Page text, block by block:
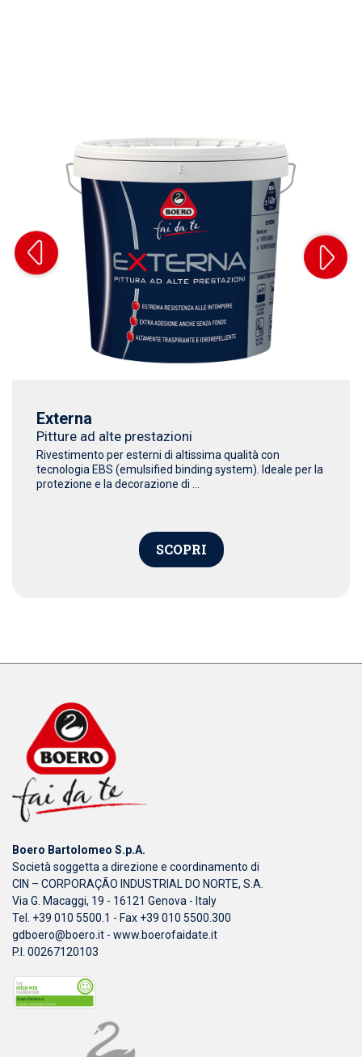
Externa
Pitture ad alte prestazioni
Rivestimento per esterni di altissima qualità con
tecnologia EBS (emulsified binding system). Ideale per la
protezione e la decorazione di ...
SCOPRI
Boero Bartolomeo S.p.A.
Società soggetta a direzione e coordinamento di
CIN – CORPORAÇÃO INDUSTRIAL DO NORTE, S.A.
Via G. Macaggi, 19 - 16121 Genova - Italy
Tel. +39 010 5500.1 - Fax +39 010 5500.300
gdboero@boero.it - www.boerofaidate.it
P.I. 00267120103